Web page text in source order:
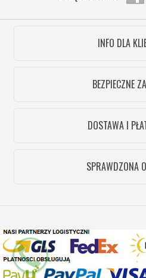
INFO DLA
BEZPIECZNE
DOSTAWA I
SPRAWDZONA